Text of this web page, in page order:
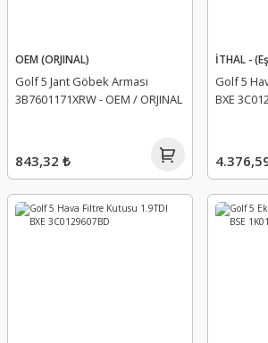
OEM (ORJINAL)
Golf 5 Jant Göbek Arması
3B7601171XRW - OEM / ORJINAL
843,32 ₺
İTHAL -
Golf 5
BXE